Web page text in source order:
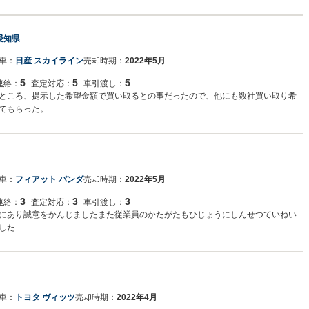
知県
： 日産 スカイライン売却時期： 2022年5月
絡： 5 査定対応： 5 車引渡し： 5
ころ、提示した希望金額で買い取るとの事だったので、他にも数社買い取り希
もらった。
： フィアット パンダ売却時期： 2022年5月
絡： 3 査定対応： 3 車引渡し： 3
あり誠意をかんじましたまた従業員のかたがたもひじょうにしんせつていねい
た
： トヨタ ヴィッツ売却時期： 2022年4月